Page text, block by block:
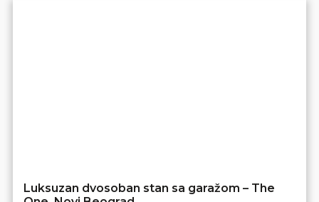
Luksuzan dvosoban stan sa garažom – The